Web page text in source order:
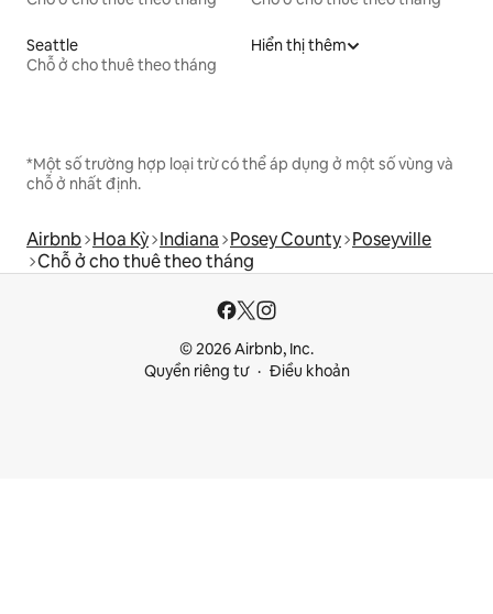
Seattle
Chỗ ở cho thuê theo tháng
Hiển thị thêm
*Một số trường hợp loại trừ có thể áp dụng ở một số vùng và
chỗ ở nhất định.
Airbnb Hoa Kỳ Indiana Posey County Poseyville
Chỗ ở cho thuê theo tháng
© 2026 Airbnb, Inc.
Quyền riêng tư
Điều khoản